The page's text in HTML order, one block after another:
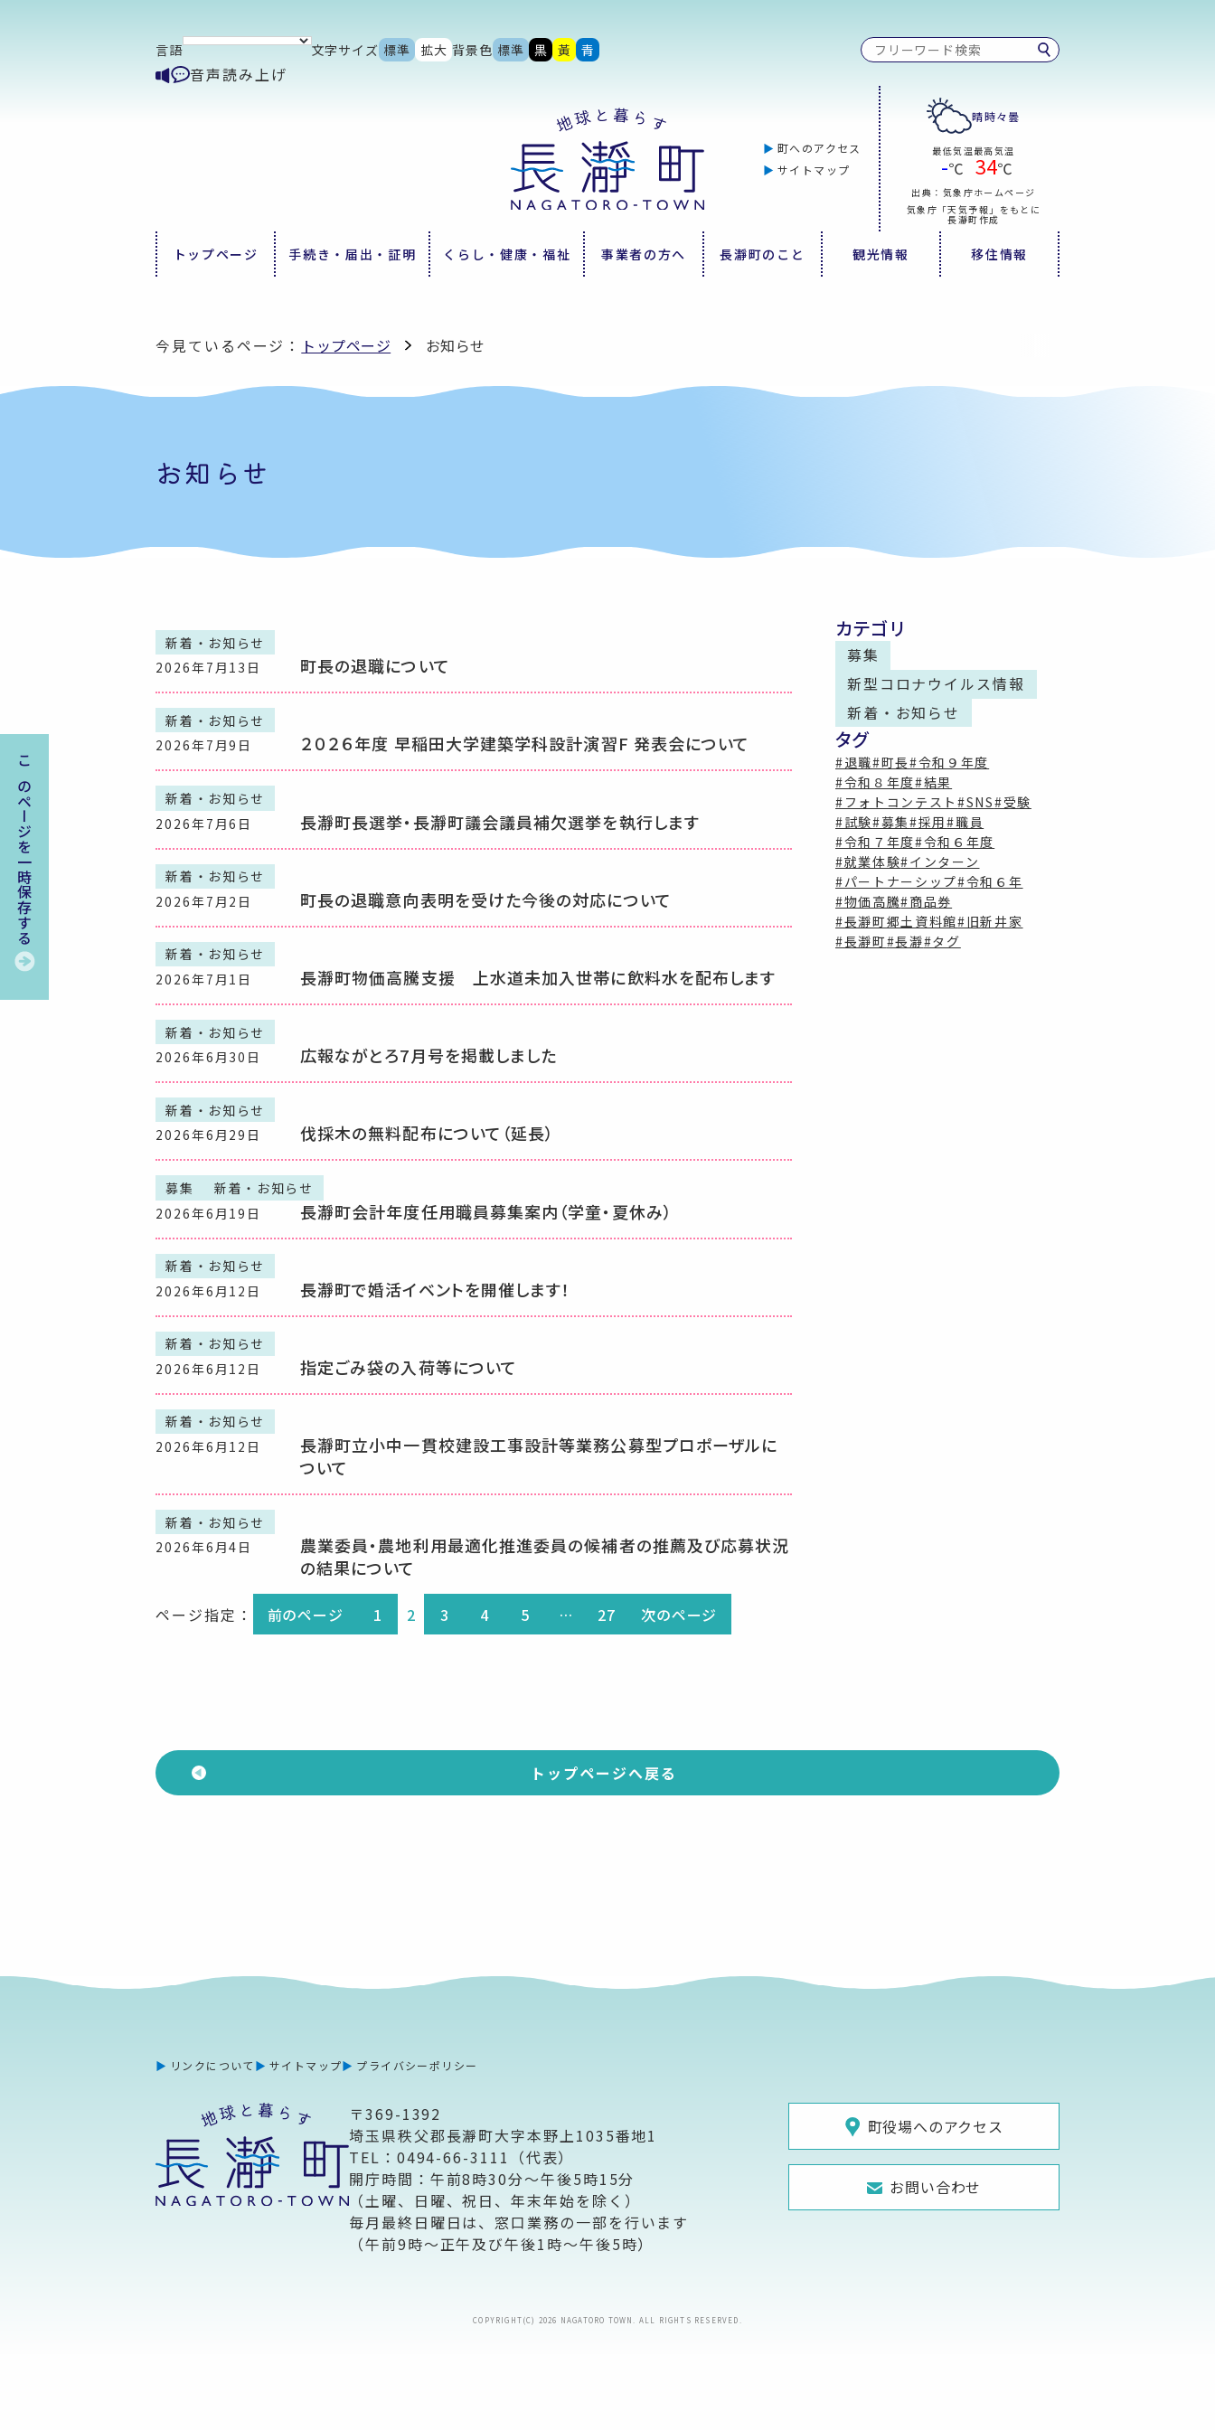
言語 文字サイズ 標準 拡大 背景色 標準 黒 黃 青
音声読み上げ
町へのアクセス
サイトマップ
晴時々曇
最低気温
-℃
最高気温
34℃
出典：気象庁ホームページ
気象庁「天気予報」をもとに
長瀞町作成
トップページ 手続き・届出・証明 くらし・健康・福祉 事業者の方へ 長瀞町のこと 観光情報 移住情報
今見ているページ： トップページ お知らせ
お知らせ
新着・お知らせ
2026年7月13日
町長の退職について
新着・お知らせ
2026年7月9日
２０２６年度 早稲⽥⼤学建築学科設計演習F 発表会について
新着・お知らせ
2026年7月6日
長瀞町長選挙・長瀞町議会議員補欠選挙を執行します
新着・お知らせ
2026年7月2日
町長の退職意向表明を受けた今後の対応について
新着・お知らせ
2026年7月1日
長瀞町物価高騰支援 上水道未加入世帯に飲料水を配布します
新着・お知らせ
2026年6月30日
広報ながとろ7月号を掲載しました
新着・お知らせ
2026年6月29日
伐採木の無料配布について（延長）
募集
新着・お知らせ
2026年6月19日
長瀞町会計年度任用職員募集案内（学童・夏休み）
新着・お知らせ
2026年6月12日
長瀞町で婚活イベントを開催します！
新着・お知らせ
2026年6月12日
指定ごみ袋の入荷等について
新着・お知らせ
2026年6月12日
長瀞町立小中一貫校建設工事設計等業務公募型プロポーザルに
ついて
新着・お知らせ
2026年6月4日
農業委員・農地利用最適化推進委員の候補者の推薦及び応募状況
の結果について
ページ指定： 前のページ 1 2 3 4 5 … 27 次のページ
カテゴリ
募集
新型コロナウイルス情報
新着・お知らせ
タグ
#退職#町長#令和９年度
#令和８年度#結果
#フォトコンテスト#SNS#受験
#試験#募集#採用#職員
#令和７年度#令和６年度
#就業体験#インターン
#パートナーシップ#令和６年
#物価高騰#商品券
#長瀞町郷土資料館#旧新井家
#長瀞町#長瀞#タグ
トップページへ戻る
このページを一時保存する
リンクについて サイトマップ プライバシーポリシー
〒369-1392
埼玉県秩父郡長瀞町大字本野上1035番地1
TEL：0494-66-3111（代表）
開庁時間：午前8時30分～午後5時15分
（土曜、日曜、祝日、年末年始を除く）
毎月最終日曜日は、窓口業務の一部を行います
（午前9時～正午及び午後1時～午後5時）
町役場へのアクセス
お問い合わせ
COPYRIGHT(C) 2026 NAGATORO TOWN. ALL RIGHTS RESERVED.